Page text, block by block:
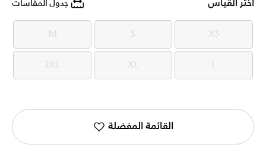
اختر القياس جدول المقاسات
XS
XS
S
S
M
M
L
L
XL
XL
2XL
2XL
القائمة المفضلة